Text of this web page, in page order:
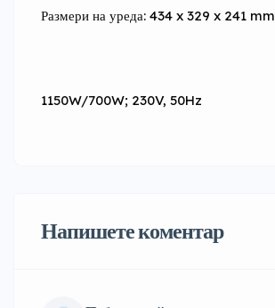
Размери на уреда: 434 x 329 x 241 mm
1150W/700W; 230V, 50Hz
Напишете коментар